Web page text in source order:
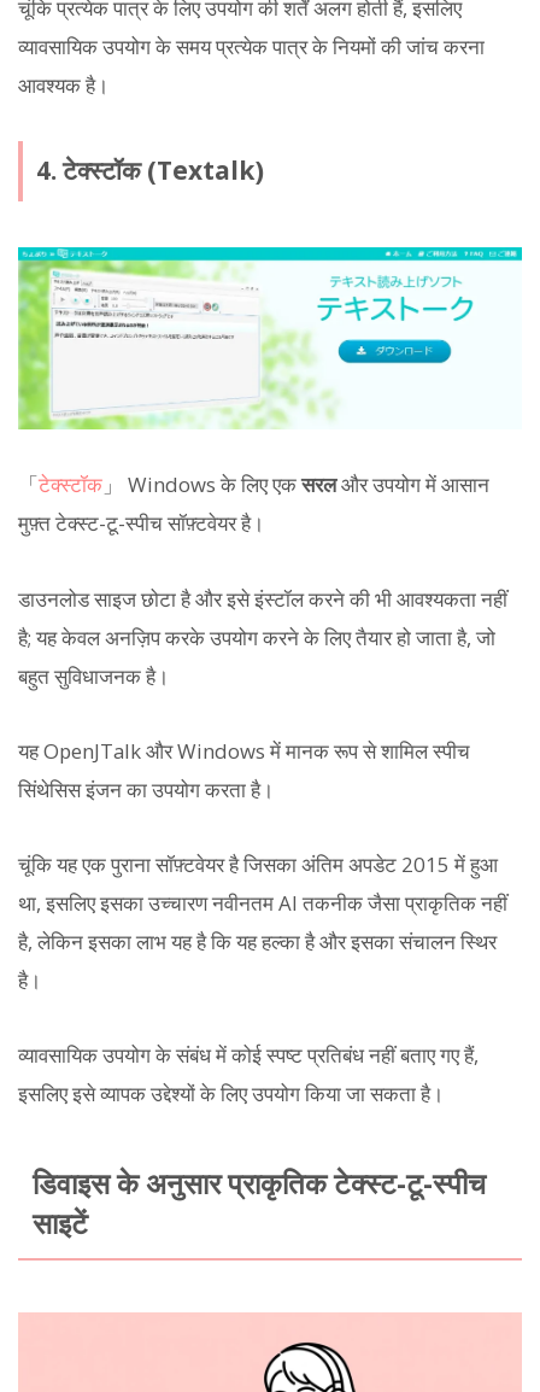
चूंकि प्रत्येक पात्र के लिए उपयोग की शर्तें अलग होती हैं, इसलिए
व्यावसायिक उपयोग के समय प्रत्येक पात्र के नियमों की जांच करना
आवश्यक है।
4. टेक्स्टॉक (Textalk)
「टेक्स्टॉक 」 Windows के लिए एकसरलऔर उपयोग में आसान
मुफ़्त टेक्स्ट-टू-स्पीच सॉफ़्टवेयर है।
डाउनलोड साइज छोटा है और इसे इंस्टॉल करने की भी आवश्यकता नहीं
है; यह केवल अनज़िप करके उपयोग करने के लिए तैयार हो जाता है, जो
बहुत सुविधाजनक है।
यह OpenJTalk और Windows में मानक रूप से शामिल स्पीच
सिंथेसिस इंजन का उपयोग करता है।
चूंकि यह एक पुराना सॉफ़्टवेयर है जिसका अंतिम अपडेट 2015 में हुआ
था, इसलिए इसका उच्चारण नवीनतम AI तकनीक जैसा प्राकृतिक नहीं
है, लेकिन इसका लाभ यह है कि यह हल्का है और इसका संचालन स्थिर
है।
व्यावसायिक उपयोग के संबंध में कोई स्पष्ट प्रतिबंध नहीं बताए गए हैं,
इसलिए इसे व्यापक उद्देश्यों के लिए उपयोग किया जा सकता है।
डिवाइस के अनुसार प्राकृतिक टेक्स्ट-टू-स्पीच
साइटें